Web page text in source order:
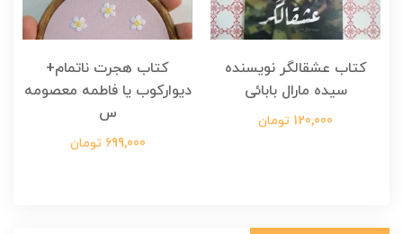
کتاب عشقالگر نویسنده
سیده مارال بابائی
120,000 تومان
کتاب هجرت ناتمام+
دیوارکوب یا فاطمه معصومه
س
699,000 تومان